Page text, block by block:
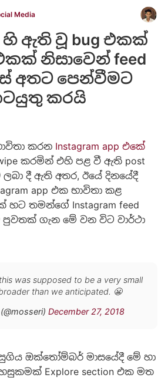
Media
හි ඇති වූ bug එකක්
නිසාවෙන් feed
අතට පෙන්වීමට
කරයි
කරන Instagram app එකේ
කරමින් එහි පළ වී ඇති post
දී ඇති අතර, ඊයේ දිනයේදී
app එක භාවිතා කළ
තමන්ගේ Instagram feed
ගැන මේ වන විට වාර්ථා
was supposed to be a very small
than we anticipated. 😬
December 27, 2018
ඔක්තෝම්බර් මාසයේදී මේ හා
Explore section එක මත